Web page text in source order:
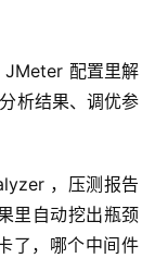
JMeter 配置里解
析结果、调优参
，压测报告
里自动挖出瓶颈
了，哪个中间件